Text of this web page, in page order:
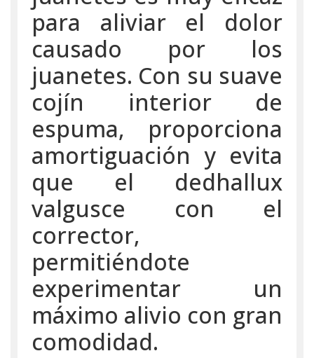
para aliviar el dolor
causado por los
juanetes. Con su suave
cojín interior de
espuma, proporciona
amortiguación y evita
que el dedhallux
valgusce con el
corrector,
permitiéndote
experimentar un
máximo alivio con gran
comodidad.